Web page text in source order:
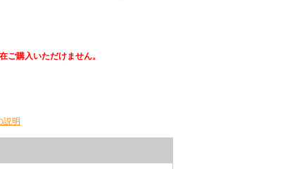
ご購入いただけません。
明